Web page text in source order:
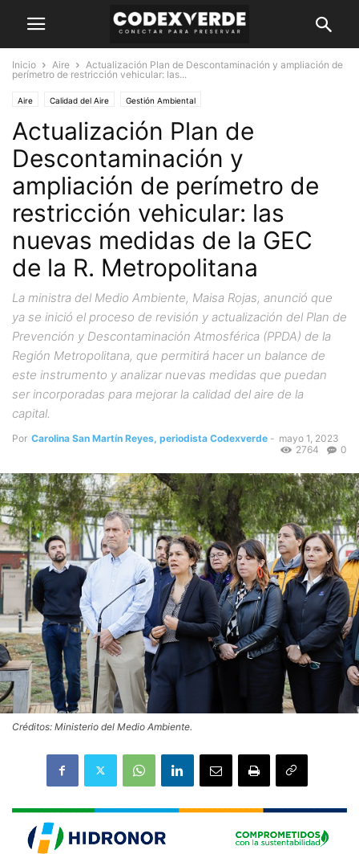
Inicio Aire
Actualización Plan de Descontaminación y ampliación de
perímetro de restricción vehicular: las...
Aire Calidad del Aire Gestión Ambiental
Actualización Plan de
Descontaminación y
ampliación de perímetro de
restricción vehicular: las
nuevas medidas de la GEC
de la R. Metropolitana
La ministra del Medio Ambiente, Maisa Rojas, anunció que
ya se inició el proceso de revisión y actualización del Plan de
Prevención y Descontaminación Atmosférica (PPDA) de la
Región Metropolitana, que permitirá hacer un balance de
este instrumento y analizar nuevas medidas que puedan
ser incorporadas para mejorar la calidad del aire de la
capital.
Por Carolina San Martín Reyes, periodista Codexverde - mayo 1, 2023
0
2764
Créditos: Ministerio del Medio Ambiente.